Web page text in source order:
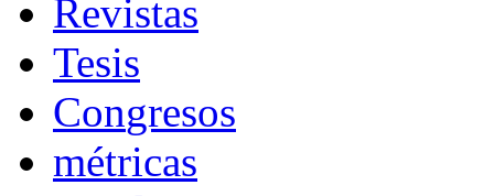
Revistas
Tesis
Congresos
métricas